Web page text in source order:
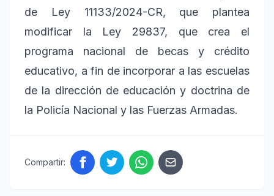
de Ley 11133/2024-CR, que plantea
modificar la Ley 29837, que crea el
programa nacional de becas y crédito
educativo, a fin de incorporar a las escuelas
de la dirección de educación y doctrina de
la Policía Nacional y las Fuerzas Armadas.
Compartir: